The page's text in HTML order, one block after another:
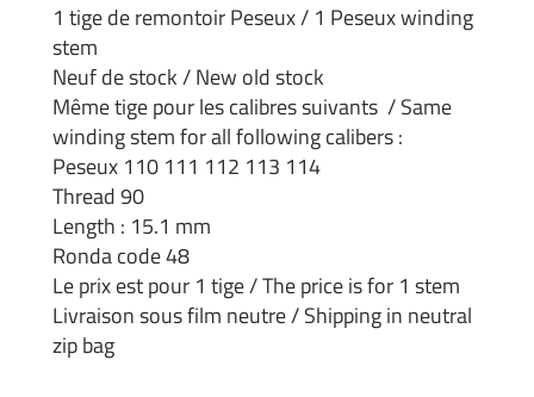
1 tige de remontoir Peseux / 1 Peseux winding
stem
Neuf de stock / New old stock
Même tige pour les calibres suivants / Same
winding stem for all following calibers :
Peseux 110 111 112 113 114
Thread 90
Length : 15.1 mm
Ronda code 48
Le prix est pour 1 tige / The price is for 1 stem
Livraison sous film neutre / Shipping in neutral
zip bag